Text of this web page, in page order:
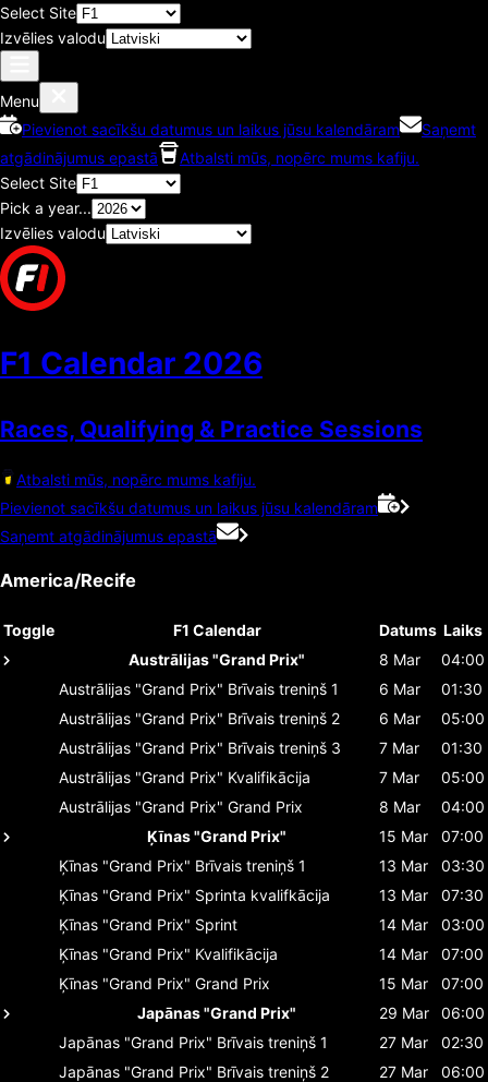
Select Site
Izvēlies valodu
Menu
Pievienot sacīkšu datumus un laikus jūsu kalendāram
Saņemt
atgādinājumus epastā
Atbalsti mūs, nopērc mums kafiju.
Select Site
Pick a year...
Izvēlies valodu
F1 Calendar 2026
Races, Qualifying & Practice Sessions
Atbalsti mūs, nopērc mums kafiju.
Pievienot sacīkšu datumus un laikus jūsu kalendāram
Saņemt atgādinājumus epastā
America/Recife
Toggle F1 Calendar Datums Laiks
Austrālijas "Grand Prix"
8 Mar
04:00
Austrālijas "Grand Prix" Brīvais treniņš 1 6 Mar
01:30
Austrālijas "Grand Prix" Brīvais treniņš 2 6 Mar
05:00
Austrālijas "Grand Prix" Brīvais treniņš 3 7 Mar
01:30
Austrālijas "Grand Prix" Kvalifikācija 7 Mar
05:00
Austrālijas "Grand Prix" Grand Prix 8 Mar
04:00
Ķīnas "Grand Prix"
15 Mar
07:00
Ķīnas "Grand Prix" Brīvais treniņš 1 13 Mar
03:30
Ķīnas "Grand Prix" Sprinta kvalifkācija 13 Mar
07:30
Ķīnas "Grand Prix" Sprint 14 Mar
03:00
Ķīnas "Grand Prix" Kvalifikācija 14 Mar
07:00
Ķīnas "Grand Prix" Grand Prix 15 Mar
07:00
Japānas "Grand Prix"
29 Mar
06:00
Japānas "Grand Prix" Brīvais treniņš 1 27 Mar
02:30
Japānas "Grand Prix" Brīvais treniņš 2 27 Mar
06:00